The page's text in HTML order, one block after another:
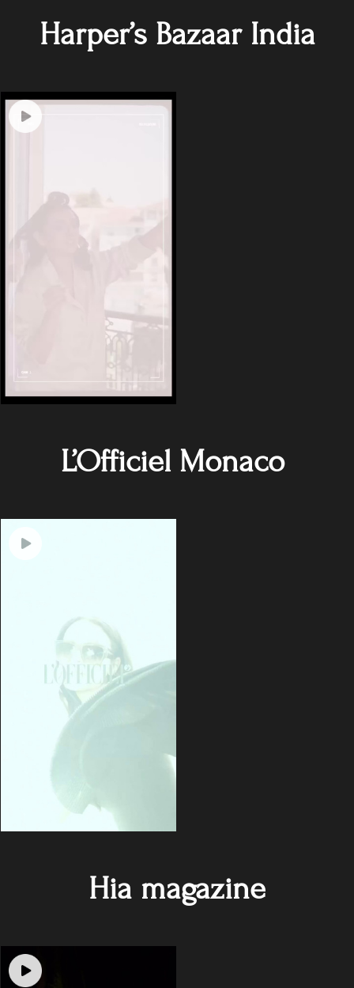
Harper’s Bazaar India
L’Officiel Monaco
Hia magazine